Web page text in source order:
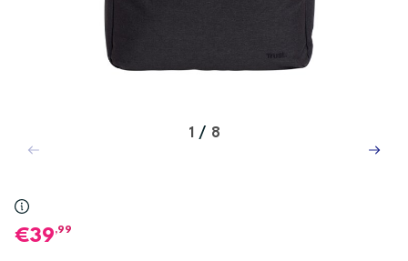
1 / 8
39,99